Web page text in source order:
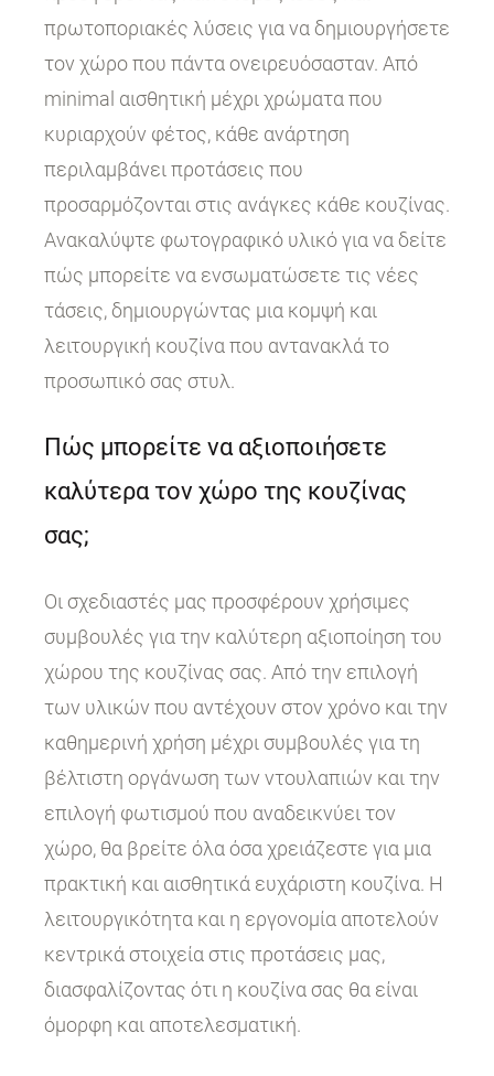
πρωτοποριακές λύσεις για να δημιουργήσετε
τον χώρο που πάντα ονειρευόσασταν. Από
minimal αισθητική μέχρι χρώματα που
κυριαρχούν φέτος, κάθε ανάρτηση
περιλαμβάνει προτάσεις που
προσαρμόζονται στις ανάγκες κάθε κουζίνας.
Ανακαλύψτε φωτογραφικό υλικό για να δείτε
πώς μπορείτε να ενσωματώσετε τις νέες
τάσεις, δημιουργώντας μια κομψή και
λειτουργική κουζίνα που αντανακλά το
προσωπικό σας στυλ.
Πώς μπορείτε να αξιοποιήσετε
καλύτερα τον χώρο της κουζίνας
σας;
Οι σχεδιαστές μας προσφέρουν χρήσιμες
συμβουλές για την καλύτερη αξιοποίηση του
χώρου της κουζίνας σας. Από την επιλογή
των υλικών που αντέχουν στον χρόνο και την
καθημερινή χρήση μέχρι συμβουλές για τη
βέλτιστη οργάνωση των ντουλαπιών και την
επιλογή φωτισμού που αναδεικνύει τον
χώρο, θα βρείτε όλα όσα χρειάζεστε για μια
πρακτική και αισθητικά ευχάριστη κουζίνα. Η
λειτουργικότητα και η εργονομία αποτελούν
κεντρικά στοιχεία στις προτάσεις μας,
διασφαλίζοντας ότι η κουζίνα σας θα είναι
όμορφη και αποτελεσματική.